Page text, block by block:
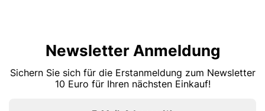
Newsletter Anmeldung
Sichern Sie sich für die Erstanmeldung zum Newsletter
10 Euro für Ihren nächsten Einkauf!